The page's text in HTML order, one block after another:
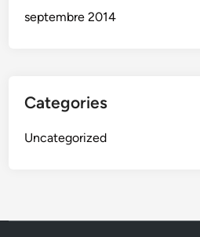
septembre 2014
Categories
Uncategorized